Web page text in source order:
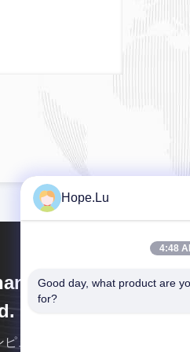
Wenyou
ピュータとロボットで自動生産
Hope.Lu
4:48
Good day, what product are
for?